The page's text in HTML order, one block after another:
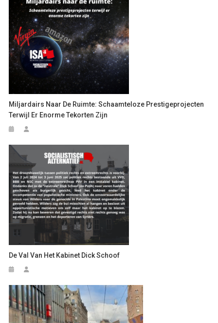
Miljardairs Naar De Ruimte: Schaamteloze Prestigeprojecten
Terwijl Er Enorme Tekorten Zijn
De Val Van Het Kabinet Dick Schoof